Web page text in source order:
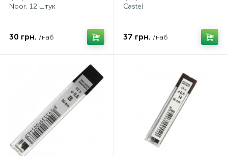
Noor, 12 штук
30 грн. /наб
Castel
37 грн. /наб